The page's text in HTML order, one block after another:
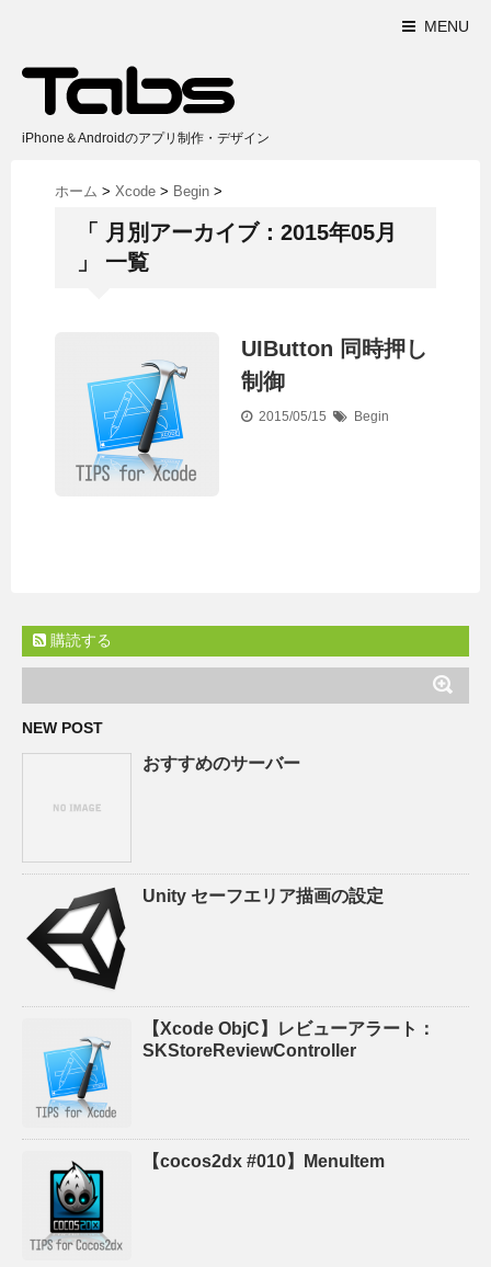
MENU
iPhone＆Androidのアプリ制作・デザイン
ホーム > Xcode > Begin >
「 月別アーカイブ：2015年05月
」 一覧
UIButton 同時押し
制御
2015/05/15 Begin
購読する
NEW POST
おすすめのサーバー
Unity セーフエリア描画の設定
【Xcode ObjC】レビューアラート：
SKStoreReviewController
【cocos2dx #010】MenuItem